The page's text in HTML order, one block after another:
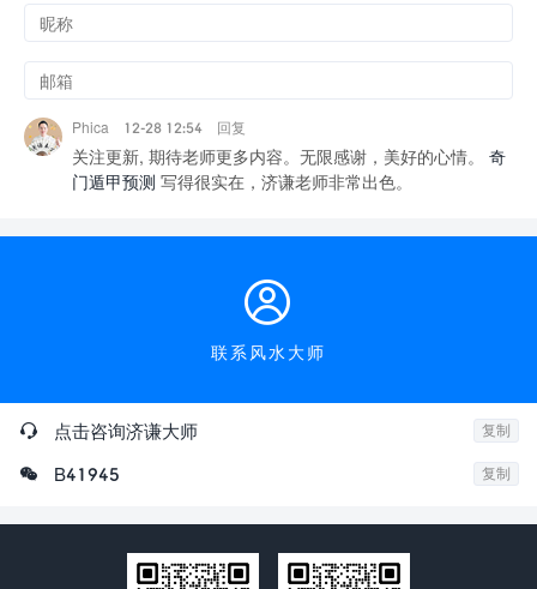
Phica 12-28 12:54 回复
关注更新, 期待老师更多内容。无限感谢，美好的心情。 奇
门遁甲预测 写得很实在，济谦老师非常出色。

联系风水大师
 点击咨询济谦大师 复制
 B41945 复制